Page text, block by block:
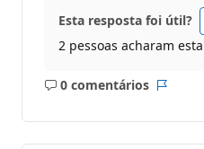
Esta resposta foi útil?
2 pessoas acharam
0 comentários
Sem